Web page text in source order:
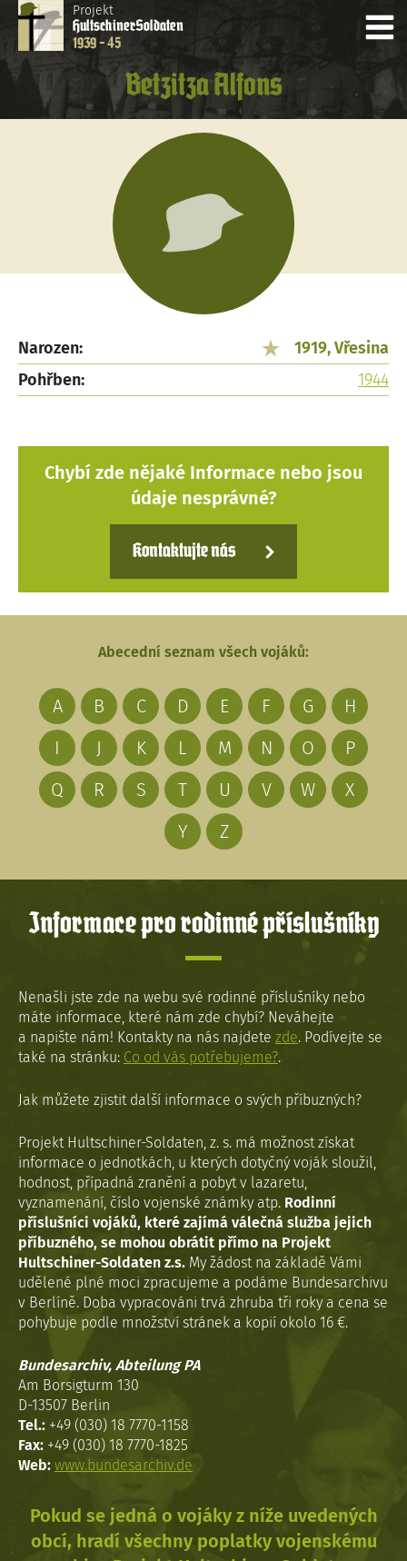
Projekt
HultschinerSoldaten
1939 - 45
Betzitza Alfons
Narozen:
1919, Vřesina
Pohřben:
1944
Chybí zde nějaké Informace nebo jsou
údaje nesprávné?
Kontaktujte nás
Abecední seznam všech vojáků:
A B C D E F G
H
I
J K L M N O
P
Q
R S T U V W
X
Y
Z
Informace pro rodinné příslušníky
Nenašli jste zde na webu své rodinné příslušníky nebo
máte informace, které nám zde chybí? Neváhejte
a napište nám! Kontakty na nás najdete zde. Podívejte se
také na stránku: Co od vás potřebujeme?.
Jak můžete zjistit další informace o svých příbuzných?
Projekt Hultschiner-Soldaten, z. s. má možnost získat
informace o jednotkách, u kterých dotyčný voják sloužil,
hodnost, případná zranění a pobyt v lazaretu,
vyznamenání, číslo vojenské známky atp. Rodinní
příslušníci vojáků, které zajímá válečná služba jejich
příbuzného, se mohou obrátit přímo na Projekt
Hultschiner-Soldaten z.s. My žádost na základě Vámi
udělené plné moci zpracujeme a podáme Bundesarchivu
v Berlíně. Doba vypracováni trvá zhruba tři roky a cena se
pohybuje podle množství stránek a kopií okolo 16 €.
Bundesarchiv, Abteilung PA
Am Borsigturm 130
D-13507 Berlin
Tel.: +49 (030) 18 7770-1158
Fax: +49 (030) 18 7770-1825
Web: www.bundesarchiv.de
Pokud se jedná o vojáky z níže uvedených
obcí, hradí všechny poplatky vojenskému